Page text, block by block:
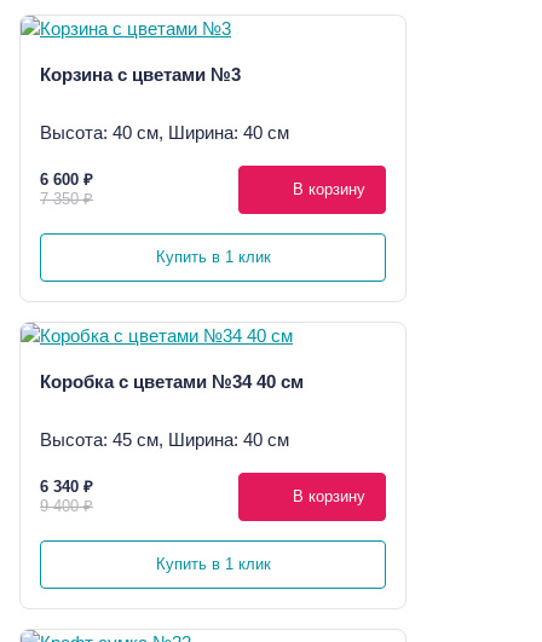
Корзина с цветами №3
Высота: 40 см, Ширина: 40 см
6 600 ₽
7 350 ₽
В корзину
Купить в 1 клик
Коробка с цветами №34 40 см
Высота: 45 см, Ширина: 40 см
6 340 ₽
9 400 ₽
В корзину
Купить в 1 клик